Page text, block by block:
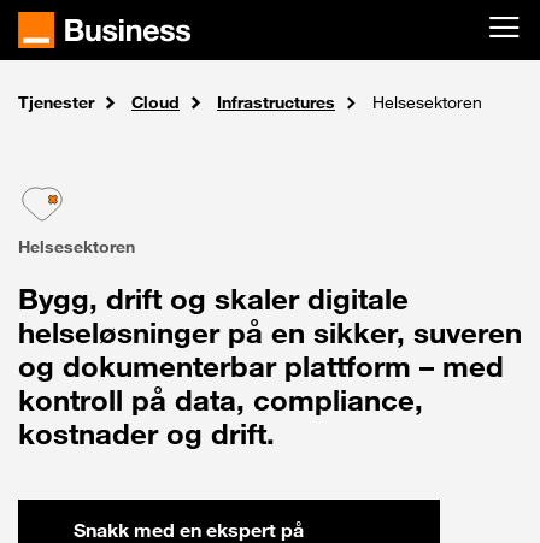
Skip to main content
Home
Tjenester Cloud Infrastructures Helsesektoren
Helsesektoren
Bygg, drift og skaler digitale
helseløsninger på en sikker, suveren
og dokumenterbar plattform – med
kontroll på data, compliance,
kostnader og drift.
Snakk med en ekspert på